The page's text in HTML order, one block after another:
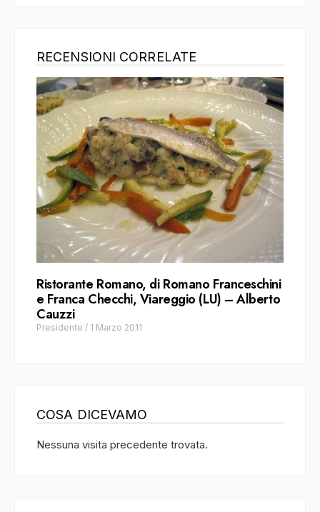
RECENSIONI CORRELATE
Ristorante Romano, di Romano Franceschini
e Franca Checchi, Viareggio (LU) – Alberto
Cauzzi
Presidente / 1 Marzo 2011
COSA DICEVAMO
Nessuna visita precedente trovata.